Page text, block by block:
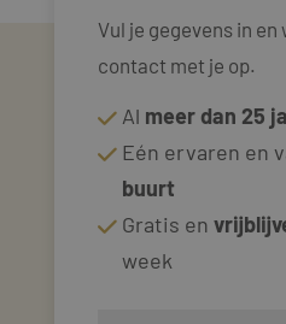
Vul je gegevens in
contact met je op.
Al meer dan 25
Eén ervaren en
buurt
Gratis en
week